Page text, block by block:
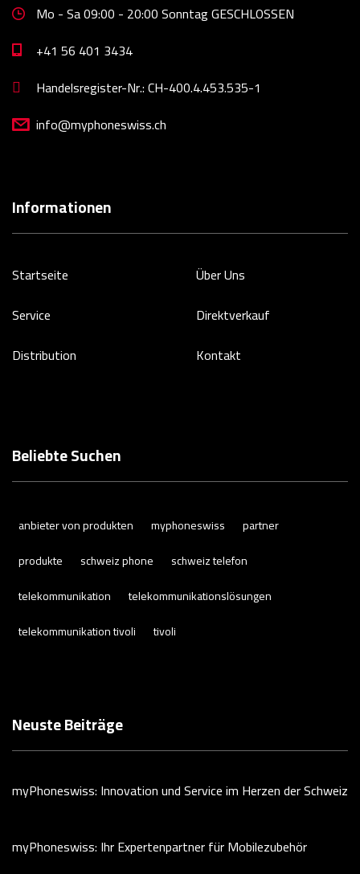
Mo - Sa 09:00 - 20:00 Sonntag GESCHLOSSEN
+41 56 401 3434
Handelsregister-Nr.: CH-400.4.453.535-1
info@myphoneswiss.ch
Informationen
Startseite
Über Uns
Service
Direktverkauf
Distribution
Kontakt
Beliebte Suchen
anbieter von produkten myphoneswiss
partner
produkte
schweiz phone
schweiz telefon
telekommunikation
telekommunikationslösungen
telekommunikation tivoli
tivoli
Neuste Beiträge
myPhoneswiss: Innovation und Service im Herzen der Schweiz
myPhoneswiss: Ihr Expertenpartner für Mobilezubehör